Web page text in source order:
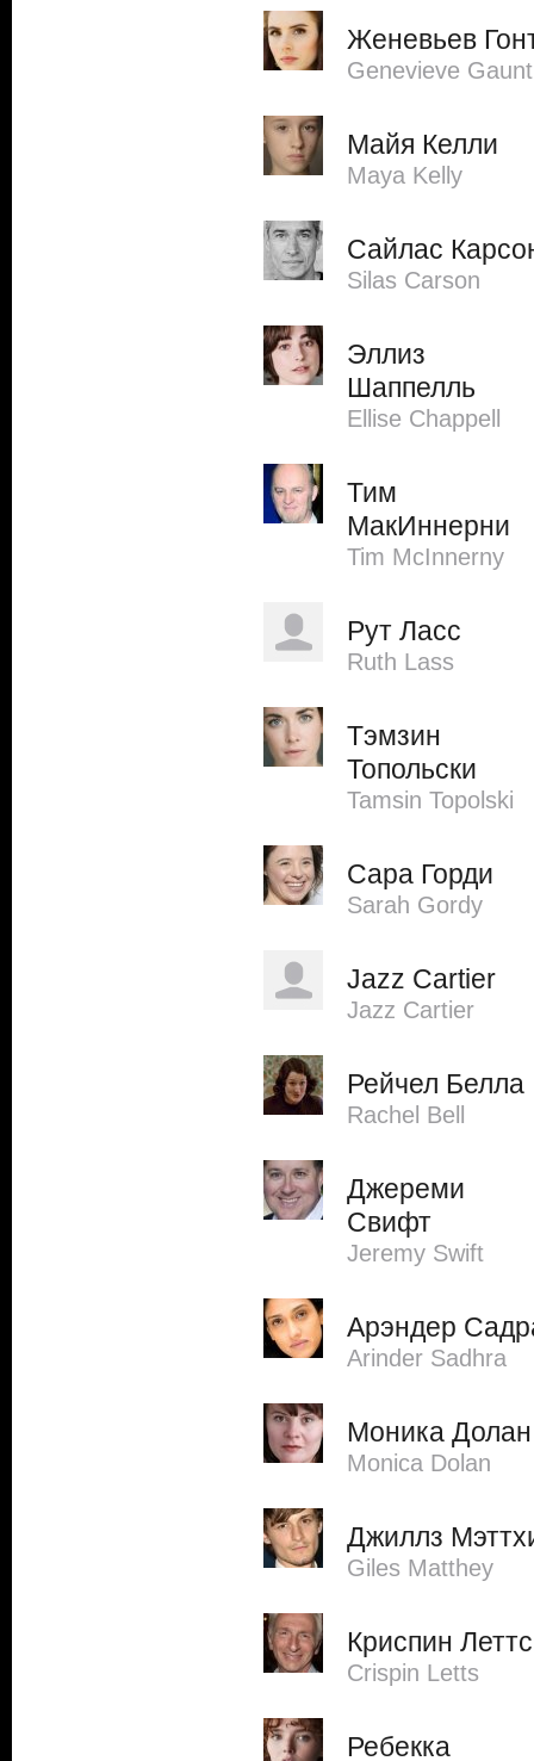
Женевьев
Genevieve Gaunt
Майя Келли
Maya Kelly
Сайлас
Silas Carson
Эллиз
Шаппелль
Ellise Chappell
Тим
МакИннерни
Tim McInnerny
Рут Ласс
Ruth Lass
Тэмзин
Топольски
Tamsin Topolski
Сара Горди
Sarah Gordy
Jazz Cartier
Jazz Cartier
Рейчел Белла
Rachel Bell
Джереми
Свифт
Jeremy Swift
Арэндер
Arinder Sadhra
Моника Долан
Monica Dolan
Джиллз
Giles Matthey
Криспин Леттс
Crispin Letts
Ребекка